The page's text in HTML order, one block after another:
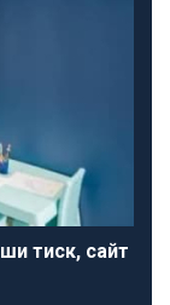
тиск, сайт